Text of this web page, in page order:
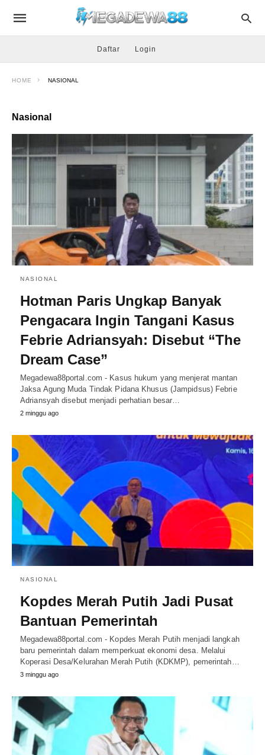
Daftar Login
HOME NASIONAL
Nasional
NASIONAL
Hotman Paris Ungkap Banyak
Pengacara Ingin Tangani Kasus
Febrie Adriansyah: Disebut “The
Dream Case”
Megadewa88portal.com - Kasus hukum yang menjerat mantan
Jaksa Agung Muda Tindak Pidana Khusus (Jampidsus) Febrie
Adriansyah disebut menjadi perhatian besar…
2 minggu ago
NASIONAL
Kopdes Merah Putih Jadi Pusat
Bantuan Pemerintah
Megadewa88portal.com - Kopdes Merah Putih menjadi langkah
baru pemerintah dalam memperkuat ekonomi desa. Melalui
Koperasi Desa/Kelurahan Merah Putih (KDKMP), pemerintah…
3 minggu ago